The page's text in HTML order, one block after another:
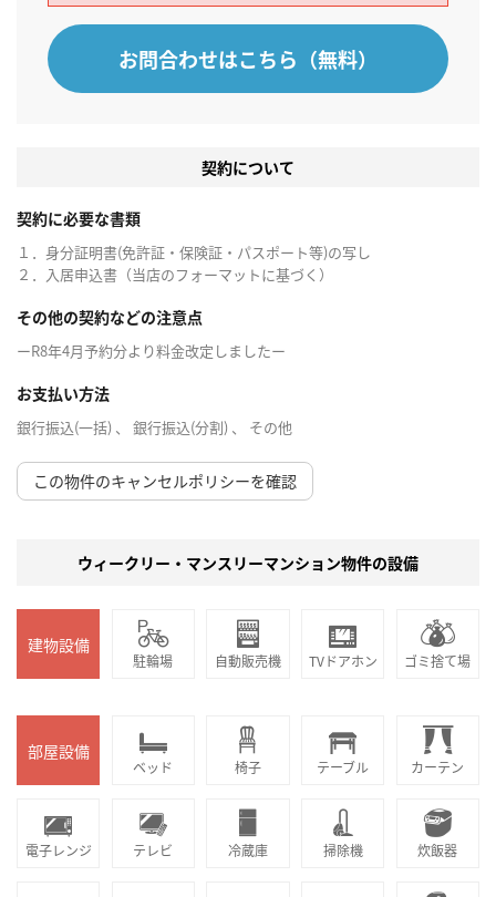
お問合わせはこちら（無料）
契約について
契約に必要な書類
１．身分証明書(免許証・保険証・パスポート等)の写し
２．入居申込書（当店のフォーマットに基づく）
その他の契約などの注意点
ーR8年4月予約分より料金改定しましたー
お支払い方法
銀行振込(一括) 、 銀行振込(分割) 、 その他
この物件のキャンセルポリシーを確認
ウィークリー・マンスリーマンション物件の設備
建物設備
駐輪場 自動販売機 TVドアホン ゴミ捨て場
部屋設備
ベッド 椅子 テーブル カーテン
電子レンジ テレビ 冷蔵庫 掃除機 炊飯器